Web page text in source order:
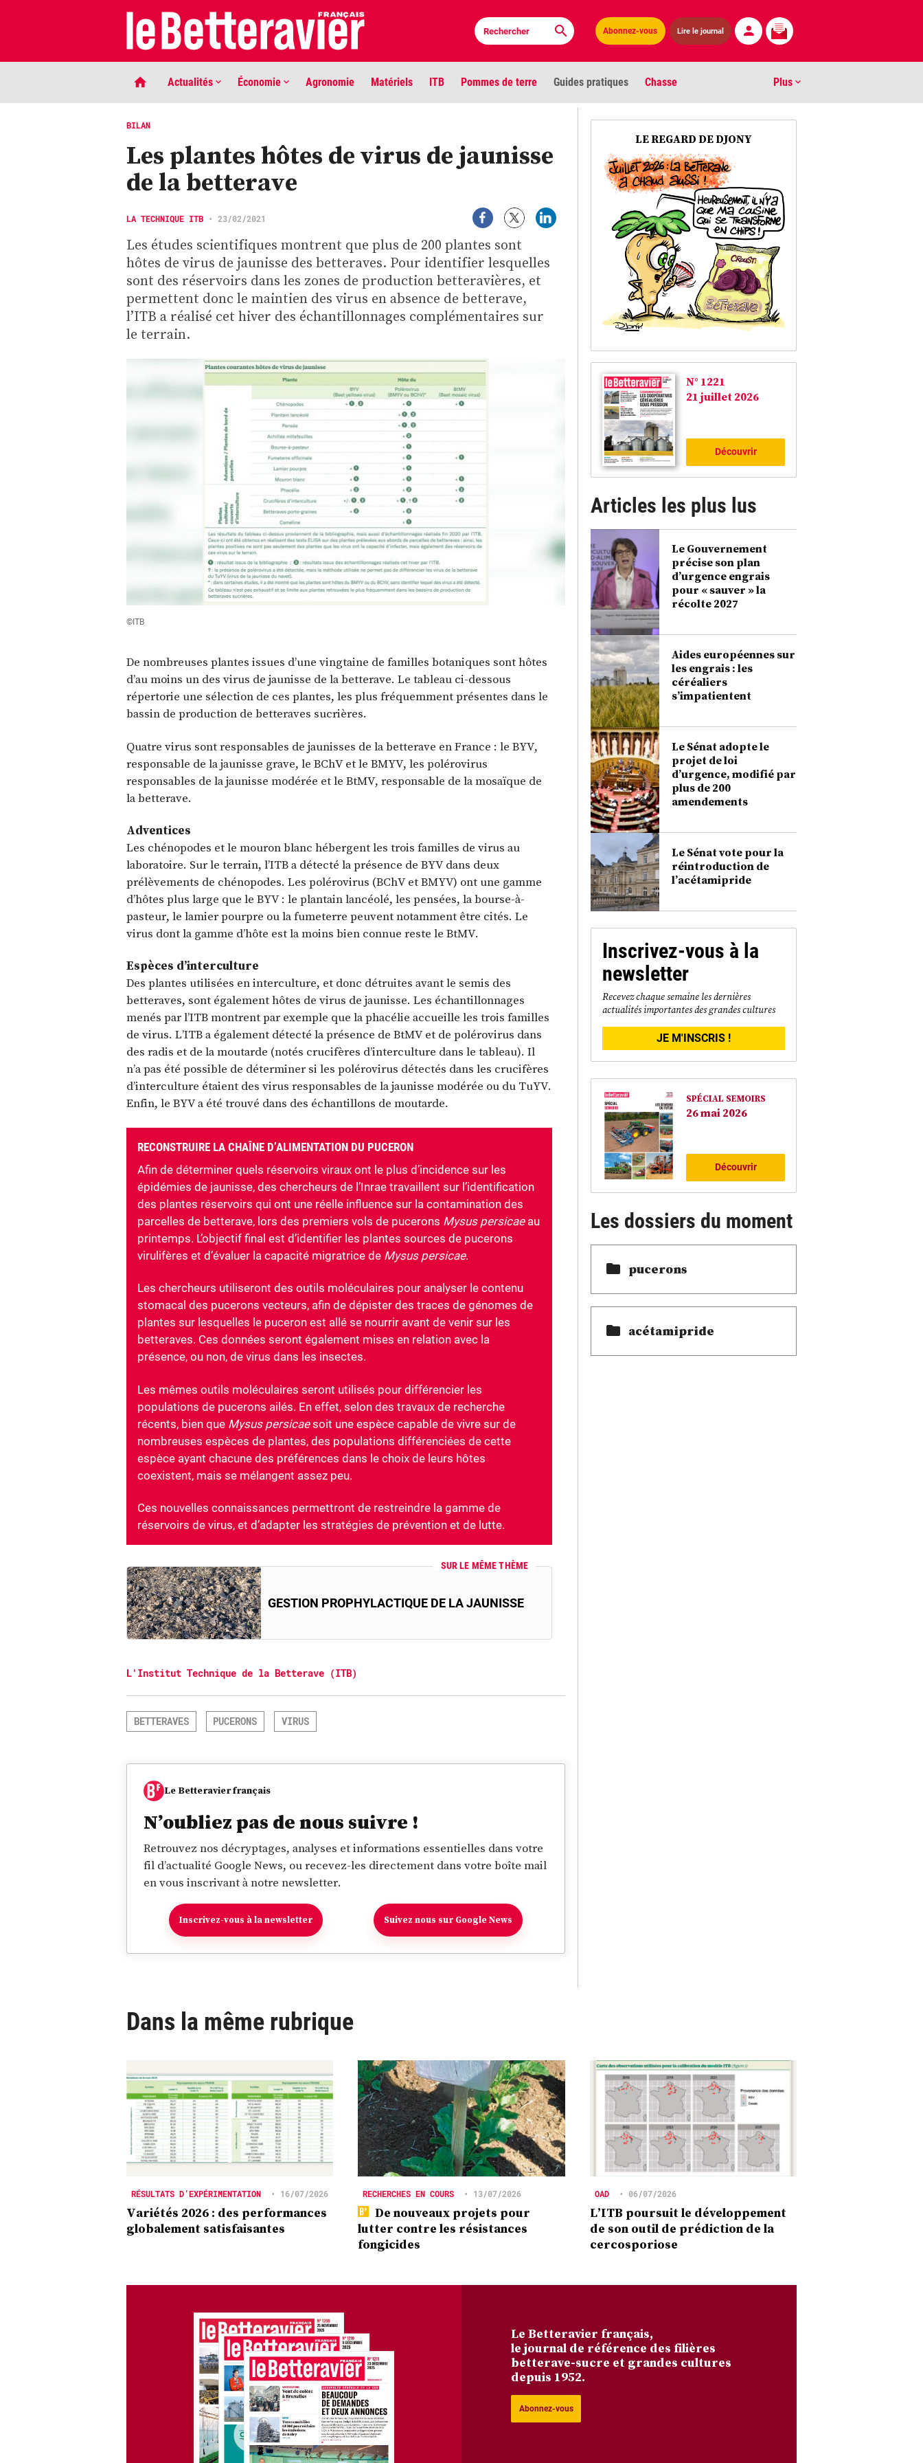
Abonnez-vous Lire le journal
Actualités Économie Agronomie Matériels ITB Pommes de terre Guides pratiques Chasse Plus
LIGNE DE MIRE
Phaco quand tu nous tiens …
LIGNE DE MIRE
Les louvetiers devant le Parlement
PLUS
Anciens numéros
Biocarburants
Environnement
Vidéos
Contact
BILAN
Les plantes hôtes de virus de jaunisse
de la betterave
LA TECHNIQUE ITB • 23/02/2021
Les études scientifiques montrent que plus de 200 plantes sont
hôtes de virus de jaunisse des betteraves. Pour identifier lesquelles
sont des réservoirs dans les zones de production betteravières, et
permettent donc le maintien des virus en absence de betterave,
l’ITB a réalisé cet hiver des échantillonnages complémentaires sur
le terrain.
©ITB
De nombreuses plantes issues d’une vingtaine de familles botaniques sont hôtes
d’au moins un des virus de jaunisse de la betterave. Le tableau ci-dessous
répertorie une sélection de ces plantes, les plus fréquemment présentes dans le
bassin de production de betteraves sucrières.
Quatre virus sont responsables de jaunisses de la betterave en France : le BYV,
responsable de la jaunisse grave, le BChV et le BMYV, les polérovirus
responsables de la jaunisse modérée et le BtMV, responsable de la mosaïque de
la betterave.
Adventices
Les chénopodes et le mouron blanc hébergent les trois familles de virus au
laboratoire. Sur le terrain, l’ITB a détecté la présence de BYV dans deux
prélèvements de chénopodes. Les polérovirus (BChV et BMYV) ont une gamme
d’hôtes plus large que le BYV : le plantain lancéolé, les pensées, la bourse-à-
pasteur, le lamier pourpre ou la fumeterre peuvent notamment être cités. Le
virus dont la gamme d’hôte est la moins bien connue reste le BtMV.
Espèces d’interculture
Des plantes utilisées en interculture, et donc détruites avant le semis des
betteraves, sont également hôtes de virus de jaunisse. Les échantillonnages
menés par l’ITB montrent par exemple que la phacélie accueille les trois familles
de virus. L’ITB a également détecté la présence de BtMV et de polérovirus dans
des radis et de la moutarde (notés crucifères d’interculture dans le tableau). Il
n’a pas été possible de déterminer si les polérovirus détectés dans les crucifères
d’interculture étaient des virus responsables de la jaunisse modérée ou du TuYV.
Enfin, le BYV a été trouvé dans des échantillons de moutarde.
RECONSTRUIRE LA CHAÎNE D’ALIMENTATION DU PUCERON
Afin de déterminer quels réservoirs viraux ont le plus d’incidence sur les
épidémies de jaunisse, des chercheurs de l’Inrae travaillent sur l’identification
des plantes réservoirs qui ont une réelle influence sur la contamination des
parcelles de betterave, lors des premiers vols de pucerons Mysus persicaeau
printemps. L’objectif final est d’identifier les plantes sources de pucerons
virulifères et d’évaluer la capacité migratrice de Mysus persicae.
Les chercheurs utiliseront des outils moléculaires pour analyser le contenu
stomacal des pucerons vecteurs, afin de dépister des traces de génomes de
plantes sur lesquelles le puceron est allé se nourrir avant de venir sur les
betteraves. Ces données seront également mises en relation avec la
présence, ou non, de virus dans les insectes.
Les mêmes outils moléculaires seront utilisés pour différencier les
populations de pucerons ailés. En effet, selon des travaux de recherche
récents, bien que Mysus persicaesoit une espèce capable de vivre sur de
nombreuses espèces de plantes, des populations différenciées de cette
espèce ayant chacune des préférences dans le choix de leurs hôtes
coexistent, mais se mélangent assez peu.
Ces nouvelles connaissances permettront de restreindre la gamme de
réservoirs de virus, et d’adapter les stratégies de prévention et de lutte.
SUR LE MÊME THÈME
GESTION PROPHYLACTIQUE DE LA JAUNISSE
L'Institut Technique de la Betterave (ITB)
BETTERAVES PUCERONS VIRUS
Le Betteravier français
N’oubliez pas de nous suivre !
Retrouvez nos décryptages, analyses et informations essentielles dans votre
fil d’actualité Google News, ou recevez-les directement dans votre boîte mail
en vous inscrivant à notre newsletter.
Inscrivez-vous à la newsletter Suivez nous sur Google News
LE REGARD DE DJONY
N° 1221
21 juillet 2026
Découvrir
Articles les plus lus
Le Gouvernement
précise son plan
d’urgence engrais
pour « sauver » la
récolte 2027
Aides européennes sur
les engrais : les
céréaliers
s’impatientent
Le Sénat adopte le
projet de loi
d’urgence, modifié par
plus de 200
amendements
Le Sénat vote pour la
réintroduction de
l’acétamipride
Inscrivez-vous à la
newsletter
Recevez chaque semaine les dernières
actualités importantes des grandes cultures
JE M'INSCRIS !
SPÉCIAL SEMOIRS
26 mai 2026
Découvrir
Les dossiers du moment
pucerons
acétamipride
Dans la même rubrique
RÉSULTATS D’EXPÉRIMENTATION • 16/07/2026
Variétés 2026 : des performances
globalement satisfaisantes
RECHERCHES EN COURS • 13/07/2026
De nouveaux projets pour
lutter contre les résistances
fongicides
OAD • 06/07/2026
L’ITB poursuit le développement
de son outil de prédiction de la
cercosporiose
Le Betteravier français,
le journal de référence des filières
betterave-sucre et grandes cultures
depuis 1952.
Abonnez-vous